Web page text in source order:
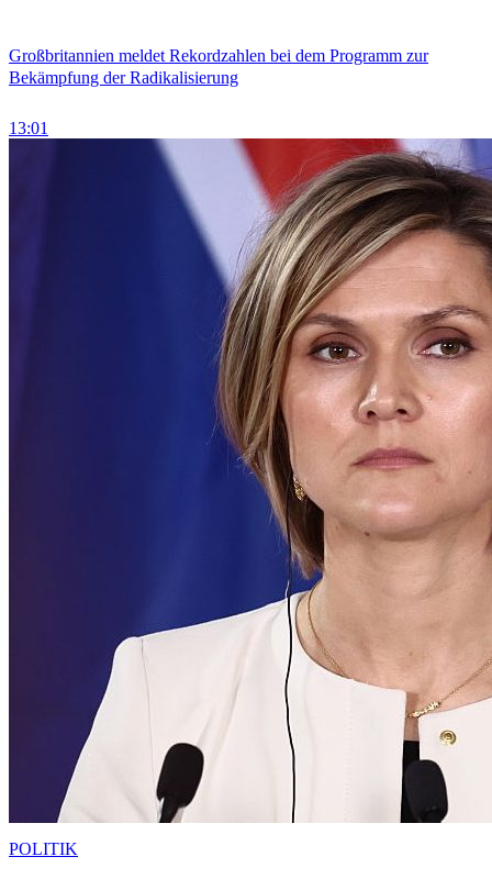
Großbritannien meldet Rekordzahlen bei dem Programm zur
Bekämpfung der Radikalisierung
13:01
POLITIK